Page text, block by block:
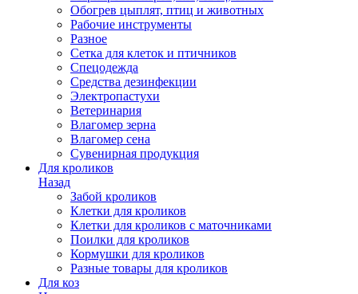
Обогрев цыплят, птиц и животных
Рабочие инструменты
Разное
Сетка для клеток и птичников
Спецодежда
Средства дезинфекции
Электропастухи
Ветеринария
Влагомер зерна
Влагомер сена
Сувенирная продукция
Для кроликов
Назад
Забой кроликов
Клетки для кроликов
Клетки для кроликов с маточниками
Поилки для кроликов
Кормушки для кроликов
Разные товары для кроликов
Для коз